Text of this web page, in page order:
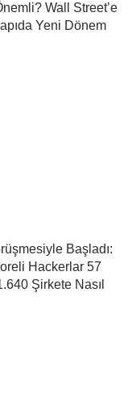
Wall Street’e
Yeni Dönem
Başladı:
Hackerlar 57
Şirkete Nasıl